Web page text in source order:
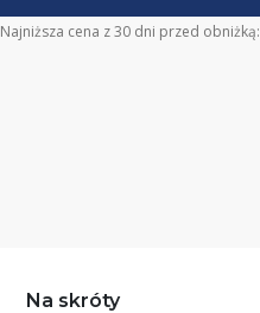
Najniższa cena z 30 dni przed obniżką:
Na skróty